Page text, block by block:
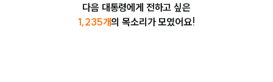
기후정의가 실현된
다음 대통령에게 전하고 싶은
1,235개의 목소리가 모였어요!